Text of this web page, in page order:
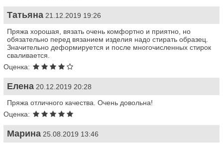
Татьяна 21.12.2019 19:26
Пряжа хорошая, вязать очень комфортно и приятно, но
обязательно перед вязанием изделия надо стирать образец.
Значительно деформируется и после многочисленных стирок
сваливается.
Оценка:
Елена 20.12.2019 20:28
Пряжа отличного качества. Очень довольна!
Оценка:
Марина 25.08.2019 13:46